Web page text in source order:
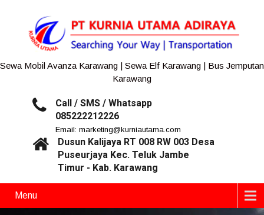
Sewa Mobil Avanza Karawang | Sewa Elf Karawang | Bus Jemputan
Karawang
Call / SMS / Whatsapp
085222212226
Email: marketing@kurniautama.com
Dusun Kalijaya RT 008 RW 003 Desa
Puseurjaya Kec. Teluk Jambe
Timur - Kab. Karawang
Menu